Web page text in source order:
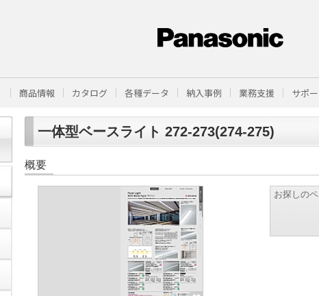
商品情報 カタログ 各種データ 納入事例 業務支援 サポ
一体型ベースライト 272-273(274-275)
概要
お探しの